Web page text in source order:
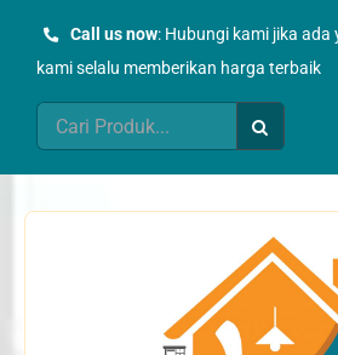
Call us now: Hubungi kami jika ada
kami selalu memberikan harga terbaik
Search
for: